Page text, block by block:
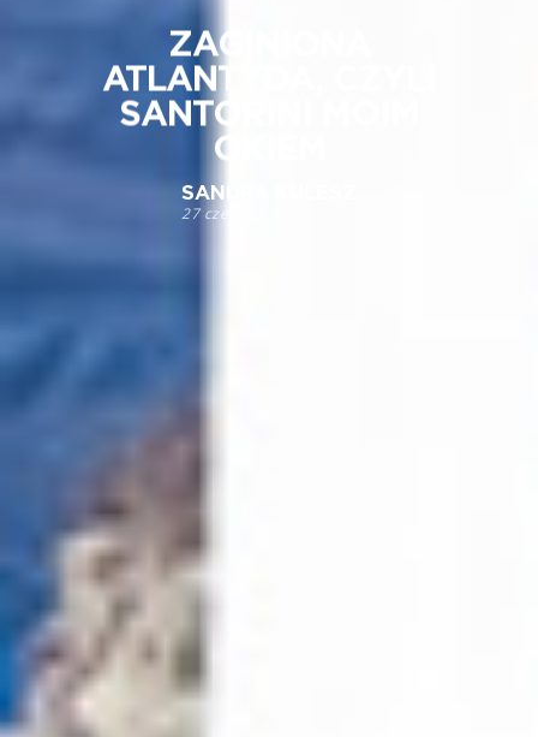
ZAGINIONA
ATLANTYDA, CZYLI
SANTORINI MOIM
OKIEM
SANDRA KULESZ
27 czerwca 2023